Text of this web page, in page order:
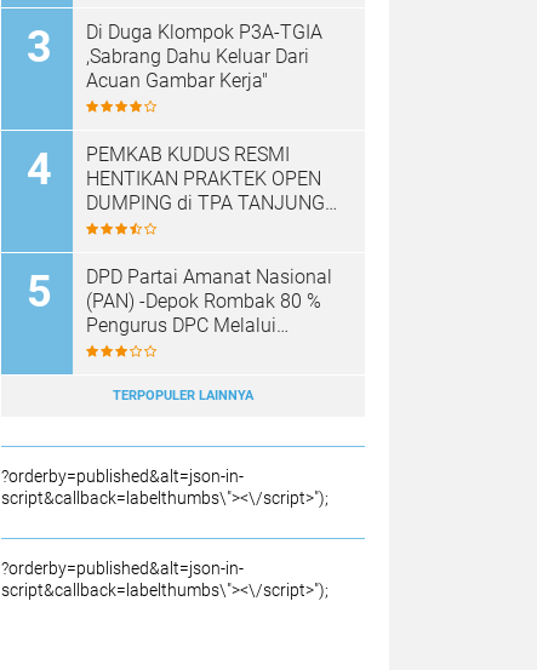
Desa
Di Duga Klompok P3A-TGIA
,Sabrang Dahu Keluar Dari
Acuan Gambar Kerja"
PEMKAB KUDUS RESMI
HENTIKAN PRAKTEK OPEN
DUMPING di TPA TANJUNG
REJO, KEC.JEKULO
SISTEM PENGELOLAAN
SAMPAH BARU
DPD Partai Amanat Nasional
(PAN) -Depok Rombak 80 %
Pengurus DPC Melalui
Muscab "
TERPOPULER LAINNYA
?orderby=published&alt=json-in-
script&callback=labelthumbs\"><\/script>");
?orderby=published&alt=json-in-
script&callback=labelthumbs\"><\/script>");